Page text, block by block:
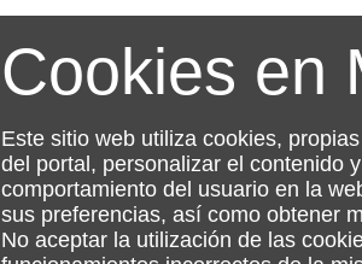
Cookies en
Este sitio web utiliza cookies,
del portal, personalizar el contenido
comportamiento del usuario en la
sus preferencias, así como obtener
No aceptar la utilización de las